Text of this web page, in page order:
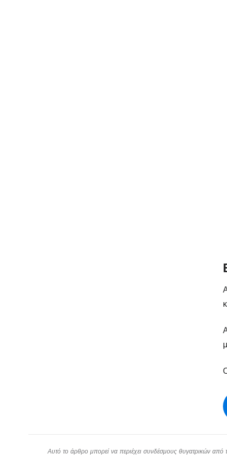
Αυτό το άρθρο μπορεί να περιέχει συνδέσμους θυγατρικών από